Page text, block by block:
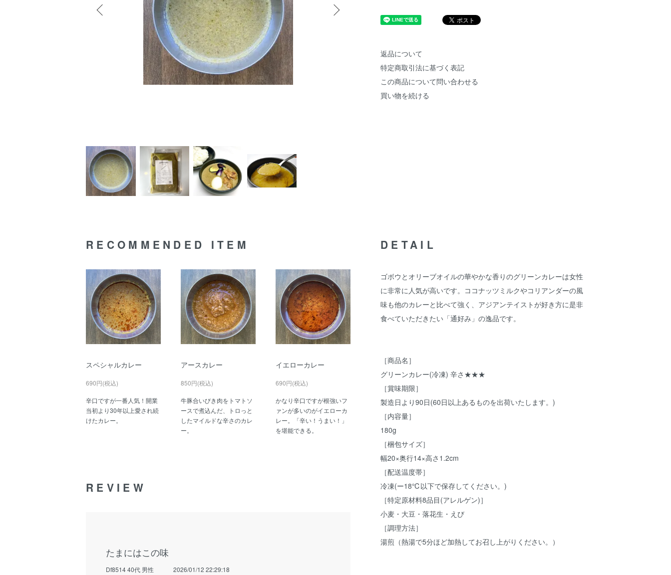
返品について
特定商取引法に基づく表記
この商品について問い合わせる
買い物を続ける
DETAIL
ゴボウとオリーブオイルの華やかな香りのグリーンカレーは女性
に非常に人気が高いです。ココナッツミルクやコリアンダーの風
味も他のカレーと比べて強く、アジアンテイストが好き方に是非
食べていただきたい「通好み」の逸品です。
［商品名］
グリーンカレー(冷凍) 辛さ★★★
［賞味期限］
製造日より90日(60日以上あるものを出荷いたします。)
［内容量］
180g
［梱包サイズ］
幅20×奥行14×高さ1.2cm
［配送温度帯］
冷凍(ー18℃以下で保存してください。)
［特定原材料8品目(アレルゲン)］
小麦・大豆・落花生・えび
［調理方法］
湯煎（熱湯で5分ほど加熱してお召し上がりください。）
RECOMMENDED ITEM
スペシャルカレー
690円(税込)
辛口ですが一番人気！開業
当初より30年以上愛され続
けたカレー。
アースカレー
850円(税込)
牛豚合いびき肉をトマトソ
ースで煮込んだ、トロっと
したマイルドな辛さのカレ
ー。
イエローカレー
690円(税込)
かなり辛口ですが根強いフ
ァンが多いのがイエローカ
レー。「辛い！うまい！」
を堪能できる。
REVIEW
たまにはこの味
Df8514 40代 男性 2026/01/12 22:29:18